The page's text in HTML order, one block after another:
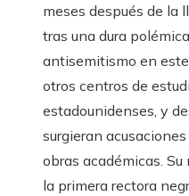
meses después de la
tras una dura
antisemitismo en
otros centros de
estadounidenses, y
surgieran
obras académicas.
la primera rectora